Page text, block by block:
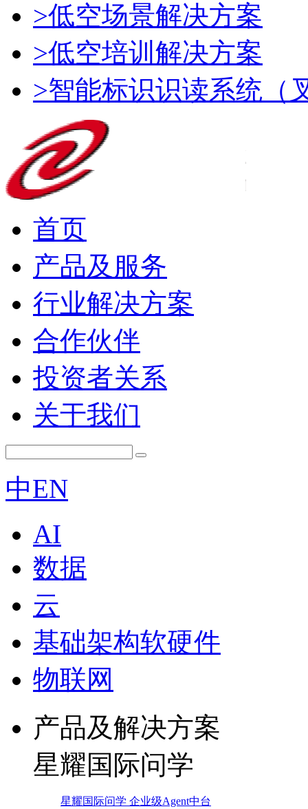
>低空场景解决方案
>低空培训解决方案
>智能标识识读系统（
首页
产品及服务
行业解决方案
合作伙伴
投资者关系
关于我们
中EN
AI
数据
云
基础架构软硬件
物联网
产品及解决方案
星耀国际问学
星耀国际问学 企业级Agent中台